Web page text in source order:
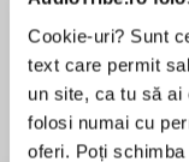
Cookie-uri? Sunt
text care permit
un site, ca tu să ai
folosi numai cu
oferi. Poți
de...
Dani Francis
Despre